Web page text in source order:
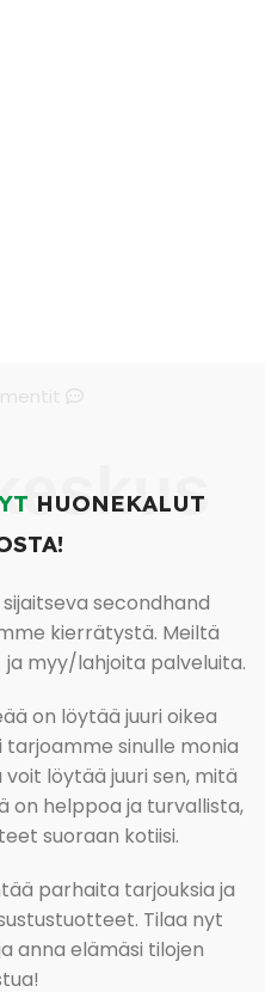
HUONEKALUT
secondhand
kierrätystä. Meiltä
myy/lahjoita palveluita.
on löytää juuri oikea
tarjoamme sinulle monia
löytää juuri sen, mitä
on helppoa ja turvallista,
suoraan kotiisi.
parhaita tarjouksia ja
Tilaa nyt
anna elämäsi tilojen